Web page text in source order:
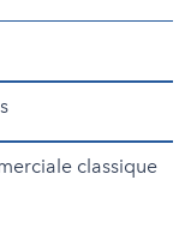
classique